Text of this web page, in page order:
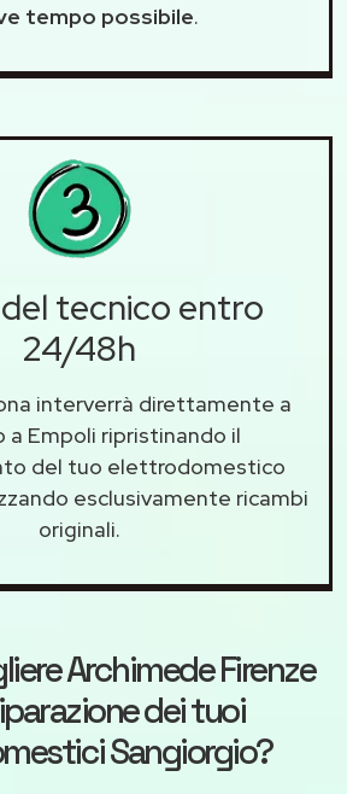
tempo possibile.
tecnico entro
24/48h
interverrà direttamente a
a Empoli ripristinando il
del tuo elettrodomestico
esclusivamente ricambi
originali.
Archimede Firenze
dei tuoi
Sangiorgio?